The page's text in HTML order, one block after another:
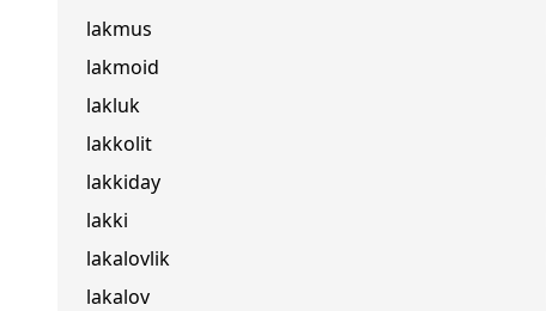
lakmus
lakmoid
lakluk
lakkolit
lakkiday
lakki
lakalovlik
lakalov